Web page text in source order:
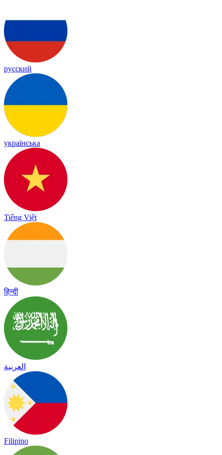
русский
українська
Tiếng Việt
हिन्दी
العربية
Filipino